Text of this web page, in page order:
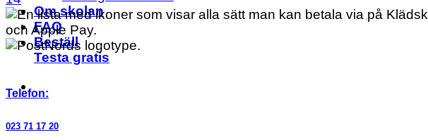
Om skolan
FAQ
Beställ
Testa gratis
Telefon:
023 71 17 20